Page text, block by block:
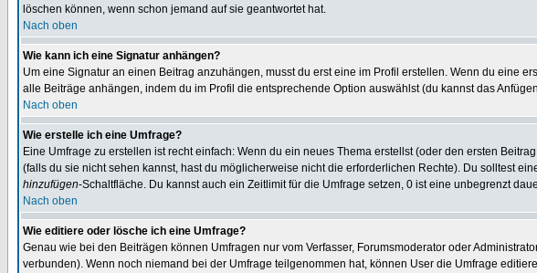
löschen können, wenn schon jemand auf sie geantwortet hat.
Nach oben
Wie kann ich eine Signatur anhängen?
Um eine Signatur an einen Beitrag anzuhängen, musst du erst eine im Profil erstellen. Wenn du eine
alle Beiträge anhängen, indem du im Profil die entsprechende Option auswählst (du kannst das
Nach oben
Wie erstelle ich eine Umfrage?
Eine Umfrage zu erstellen ist recht einfach: Wenn du ein neues Thema erstellst (oder den ersten
(falls du sie nicht sehen kannst, hast du möglicherweise nicht die erforderlichen Rechte). Du solltest
hinzufügen-Schaltfläche. Du kannst auch ein Zeitlimit für die Umfrage setzen, 0 ist eine unbegrenzt
Nach oben
Wie editiere oder lösche ich eine Umfrage?
Genau wie bei den Beiträgen können Umfragen nur vom Verfasser, Forumsmoderator oder
verbunden). Wenn noch niemand bei der Umfrage teilgenommen hat, können User die Umfrage